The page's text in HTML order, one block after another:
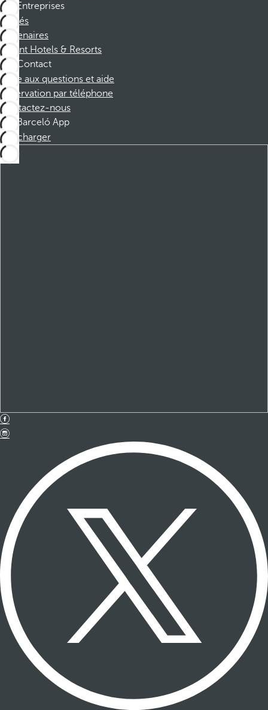
Entreprises
Affiliés
Partenaires
Dorint Hotels & Resorts
Contact
Foire aux questions et aide
Réservation par téléphone
Contactez-nous
Barceló App
Télécharger